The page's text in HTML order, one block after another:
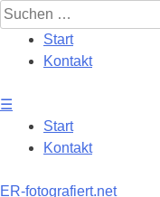
Skip
to
content
Suchen
nach:
Start
Kontakt
☰
Start
Kontakt
ER-fotografiert.net